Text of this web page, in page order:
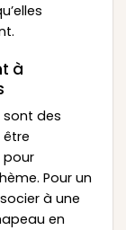
à
des
pour
Pour un
à une
en